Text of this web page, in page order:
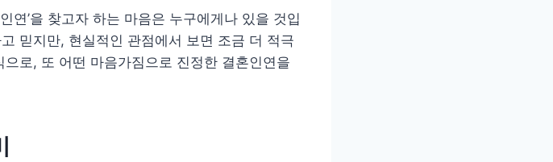
연’을 찾고자 하는 마음은 누구에게나 있을 것입
믿지만, 현실적인 관점에서 보면 조금 더 적극
로, 또 어떤 마음가짐으로 진정한 결혼인연을